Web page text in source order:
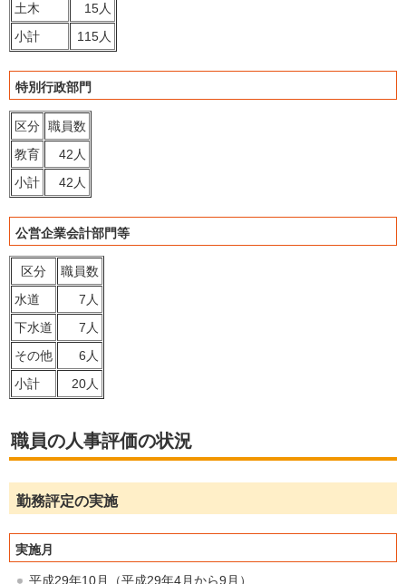
土木
15人
小計
115人
特別行政部門
区分 職員数
教育
42人
小計
42人
公営企業会計部門等
区分
職員数
水道
7人
下水道
7人
その他
6人
小計
20人
職員の人事評価の状況
勤務評定の実施
実施月
平成29年10月（平成29年4月から9月）